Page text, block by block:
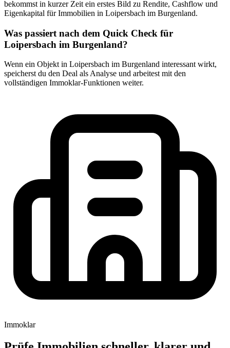
bekommst in kurzer Zeit ein erstes Bild zu Rendite, Cashflow und
Eigenkapital für Immobilien in Loipersbach im Burgenland.
Was passiert nach dem Quick Check für
Loipersbach im Burgenland?
Wenn ein Objekt in Loipersbach im Burgenland interessant wirkt,
speicherst du den Deal als Analyse und arbeitest mit den
vollständigen Immoklar-Funktionen weiter.
Immoklar